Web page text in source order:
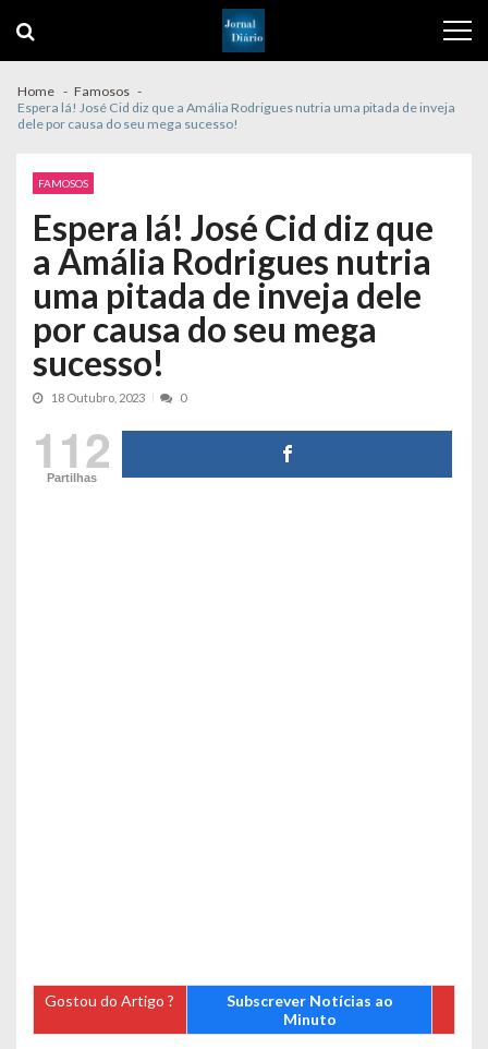
navigation
content
Home
Famosos
Espera lá! José Cid diz que a Amália Rodrigues nutria uma pitada de inveja
dele por causa do seu mega sucesso!
FAMOSOS
Espera lá! José Cid diz que
a Amália Rodrigues nutria
uma pitada de inveja dele
por causa do seu mega
sucesso!
18 Outubro, 2023 0
112
Partilhas
Gostou do Artigo ?
Subscrever Notícias ao
Minuto